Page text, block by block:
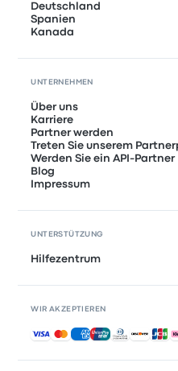
Deutschland
Spanien
Kanada
UNTERNEHMEN
Über uns
Karriere
Partner werden
Treten Sie unserem
Werden Sie ein API-Partner
Blog
Impressum
UNTERSTÜTZUNG
Hilfezentrum
WIR AKZEPTIEREN
Akzeptierte